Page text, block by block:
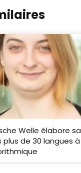
Welle élabore
de 30 langues